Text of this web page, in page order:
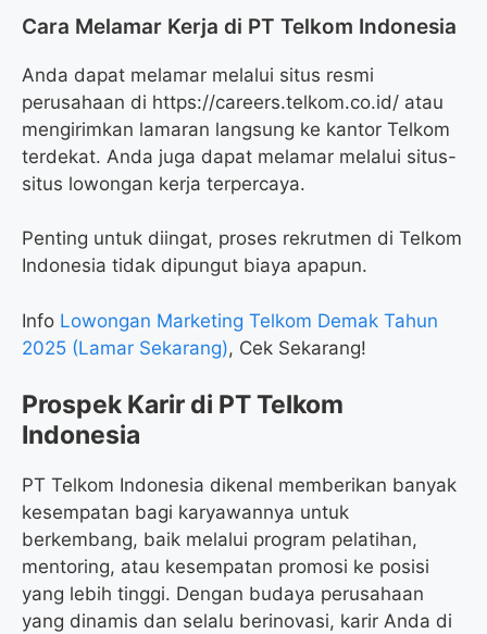
Cara Melamar Kerja di PT Telkom Indonesia
Anda dapat melamar melalui situs resmi
perusahaan di https://careers.telkom.co.id/ atau
mengirimkan lamaran langsung ke kantor Telkom
terdekat. Anda juga dapat melamar melalui situs-
situs lowongan kerja terpercaya.
Penting untuk diingat, proses rekrutmen di Telkom
Indonesia tidak dipungut biaya apapun.
Info Lowongan Marketing Telkom Demak Tahun
2025 (Lamar Sekarang), Cek Sekarang!
Prospek Karir di PT Telkom
Indonesia
PT Telkom Indonesia dikenal memberikan banyak
kesempatan bagi karyawannya untuk
berkembang, baik melalui program pelatihan,
mentoring, atau kesempatan promosi ke posisi
yang lebih tinggi. Dengan budaya perusahaan
yang dinamis dan selalu berinovasi, karir Anda di